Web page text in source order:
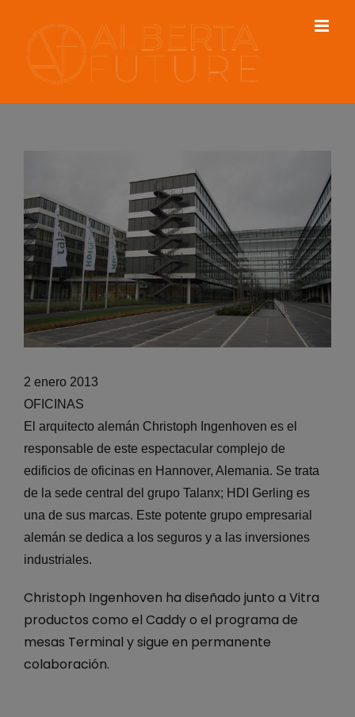
2 enero 2013
OFICINAS
El arquitecto alemán Christoph Ingenhoven es el
responsable de este espectacular complejo de
edificios de oficinas en Hannover, Alemania. Se trata
de la sede central del grupo Talanx; HDI Gerling es
una de sus marcas. Este potente grupo empresarial
alemán se dedica a los seguros y a las inversiones
industriales.
Christoph Ingenhoven ha diseñado junto a Vitra
productos como el Caddy o el programa de
mesas Terminal y sigue en permanente
colaboración.